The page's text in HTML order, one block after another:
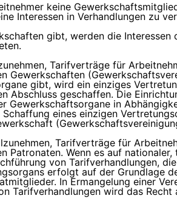
keine
Interessen in Verhandlungen zu
gibt, werden die
Tarifverträge für
Gewerkschaften
gibt, wird ein einziges
Abschluss geschaffen. Die
Gewerkschaftsorgane in
eines einzigen
Tarifverträge für
Patronaten. Wenn es auf
von Tarifverhandlungen,
erfolgt auf der Grundlage
In Ermangelung einer
Tarifverhandlungen wird das